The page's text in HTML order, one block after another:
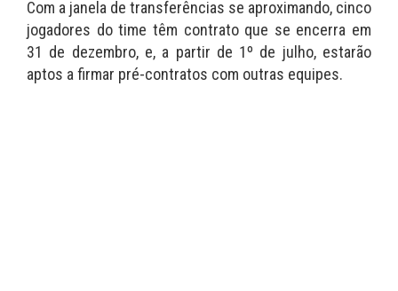
Com a janela de transferências se aproximando, cinco
jogadores do time têm contrato que se encerra em
31 de dezembro, e, a partir de 1º de julho, estarão
aptos a firmar pré-contratos com outras equipes.